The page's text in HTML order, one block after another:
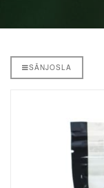
SĀNJOSLA